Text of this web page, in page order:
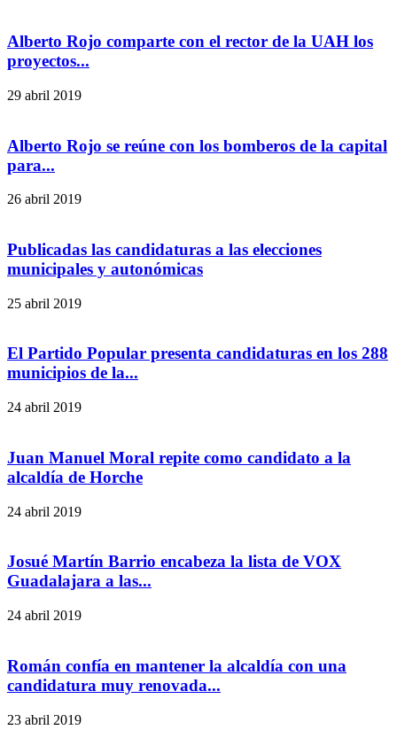
Alberto Rojo comparte con el rector de la UAH los
proyectos...
29 abril 2019
Alberto Rojo se reúne con los bomberos de la capital
para...
26 abril 2019
Publicadas las candidaturas a las elecciones
municipales y autonómicas
25 abril 2019
El Partido Popular presenta candidaturas en los 288
municipios de la...
24 abril 2019
Juan Manuel Moral repite como candidato a la
alcaldía de Horche
24 abril 2019
Josué Martín Barrio encabeza la lista de VOX
Guadalajara a las...
24 abril 2019
Román confía en mantener la alcaldía con una
candidatura muy renovada...
23 abril 2019